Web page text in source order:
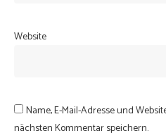
Website
Name, E-Mail-Adresse und
nächsten Kommentar speichern.